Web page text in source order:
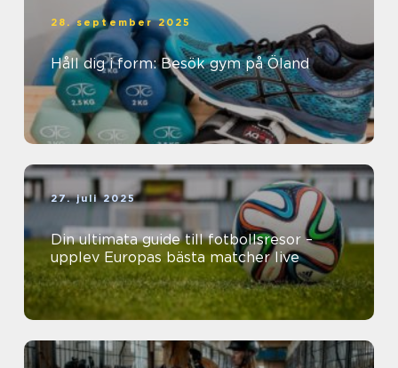
28. september 2025
Håll dig i form: Besök gym på Öland
27. juli 2025
Din ultimata guide till fotbollsresor –
upplev Europas bästa matcher live